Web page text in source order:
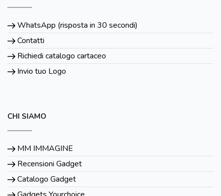
WhatsApp (risposta in 30 secondi)
Contatti
Richiedi catalogo cartaceo
Invio tuo Logo
CHI SIAMO
MM IMMAGINE
Recensioni Gadget
Catalogo Gadget